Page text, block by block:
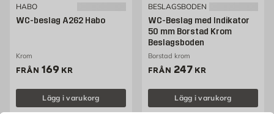
HABO
WC-beslag A262 Habo
Krom
FRÅN Pris 169 kr
169 KR
Lägg i varukorg
BESLAGSBODEN
WC-Beslag med Indikator
50 mm Borstad Krom
Beslagsboden
Borstad krom
FRÅN Pris 247 kr
247 KR
Lägg i varukorg